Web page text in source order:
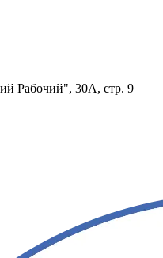
Рабочий", 30А, стр. 9